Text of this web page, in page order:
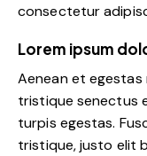
consectetur
Lorem ipsum
Aenean et egestas
tristique senectus
turpis egestas.
tristique, justo elit